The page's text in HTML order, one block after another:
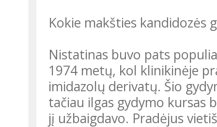
Kokie makšties kandidozės
Nistatinas buvo pats
1974 metų, kol klinikinėje
imidazolų derivatų. Šio
tačiau ilgas gydymo kursas
jį užbaigdavo. Pradėjus